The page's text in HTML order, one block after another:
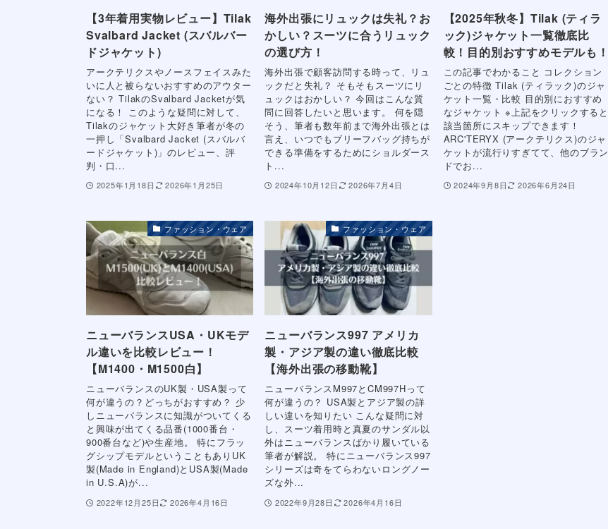
【3年着用実物レビュー】Tilak
Svalbard Jacket (スバルバー
ドジャケット)
アークテリクスやノースフェイスみた
いに人と被らないおすすめのアウター
ない？ TilakのSvalbard Jacketが気
になる！ このような疑問に対して、
Tilakのジャケット大好き筆者が冬の
一押し「Svalbard Jacket (スバルバ
ードジャケット)」のレビュー、評
判・口...
2025年1月18日 2026年1月25日
海外出張にリュックは失礼？お
かしい？スーツに合うリュック
の選び方！
海外出張で顧客訪問する時って、リュ
ックだと失礼？ そもそもスーツにリ
ュックはおかしい？ 今回はこんな質
問に回答したいと思います。 何を隠
そう、筆者も数年前まで海外出張とは
言え、いつでもブリーフバッグ持ちが
できる準備をするためにショルダース
ト...
2024年10月12日 2026年7月4日
【2025年秋冬】Tilak (ティラ
ック)ジャケット一覧徹底比
較！目的別おすすめモデルも！
この記事でわかること コレクション
ごとの特徴 Tilak (ティラック)のジャ
ケット一覧・比較 目的別におすすめ
なジャケット ※上記をクリックすると
該当箇所にスキップできます！
ARC'TERYX (アークテリクス)のジャ
ケットが流行りすぎてて、他のブラン
ドでお...
2024年9月8日 2026年6月24日
ファッション・ウェア
ニューバランスUSA・UKモデ
ル違いを比較レビュー！
【M1400・M1500白】
ニューバランスのUK製・USA製って
何が違うの？どっちがおすすめ？ 少
しニューバランスに知識がついてくる
と興味が出てくる品番(1000番台・
900番台など)や生産地。 特にフラッ
グシップモデルということもありUK
製(Made in England)とUSA製(Made
in U.S.A)が...
2022年12月25日 2026年4月16日
ファッション・ウェア
ニューバランス997 アメリカ
製・アジア製の違い徹底比較
【海外出張の移動靴】
ニューバランスM997とCM997Hって
何が違うの？ USA製とアジア製の詳
しい違いを知りたい こんな疑問に対
し、スーツ着用時と真夏のサンダル以
外はニューバランスばかり履いている
筆者が解説。 特にニューバランス997
シリーズは奇をてらわないロングノー
ズな外...
2022年9月28日 2026年4月16日